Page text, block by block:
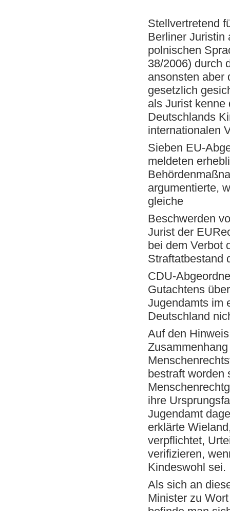
Stellvertretend
Berliner Juristin
polnischen
38/2006) durch
ansonsten aber
gesetzlich
als Jurist kenne
Deutschlands
internationalen
Sieben EU-
meldeten
argumentierte,
gleiche
Beschwerden
Jurist der
bei dem Verbot
Straftatbestand
CDU-
Gutachtens
Jugendamts im
Deutschland
Auf den
bestraft worden
ihre
Jugendamt
erklärte
verpflichtet,
verifizieren,
Kindeswohl sei.
Als sich an
Minister zu